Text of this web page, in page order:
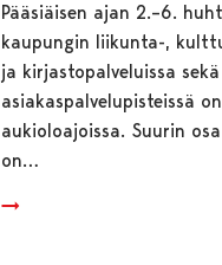
Pääsiäisen ajan 2.–6.
kaupungin liikunta-,
ja kirjastopalveluissa sekä
asiakaspalvelupisteissä
aukioloajoissa. Suurin
on…